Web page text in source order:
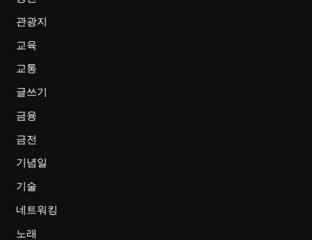
관광지
교육
교통
글쓰기
금융
금전
기념일
기술
네트워킹
노래